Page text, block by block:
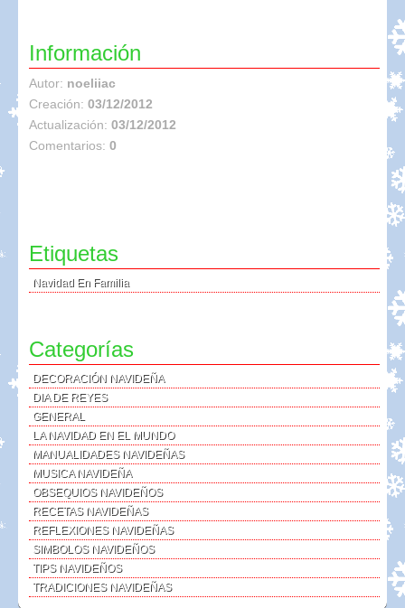
Información
Autor: noeliiac
Creación: 03/12/2012
Actualización: 03/12/2012
Comentarios: 0
Etiquetas
Navidad En Familia
Categorías
DECORACIÓN NAVIDEÑA
DIA DE REYES
GENERAL
LA NAVIDAD EN EL MUNDO
MANUALIDADES NAVIDEÑAS
MUSICA NAVIDEÑA
OBSEQUIOS NAVIDEÑOS
RECETAS NAVIDEÑAS
REFLEXIONES NAVIDEÑAS
SIMBOLOS NAVIDEÑOS
TIPS NAVIDEÑOS
TRADICIONES NAVIDEÑAS